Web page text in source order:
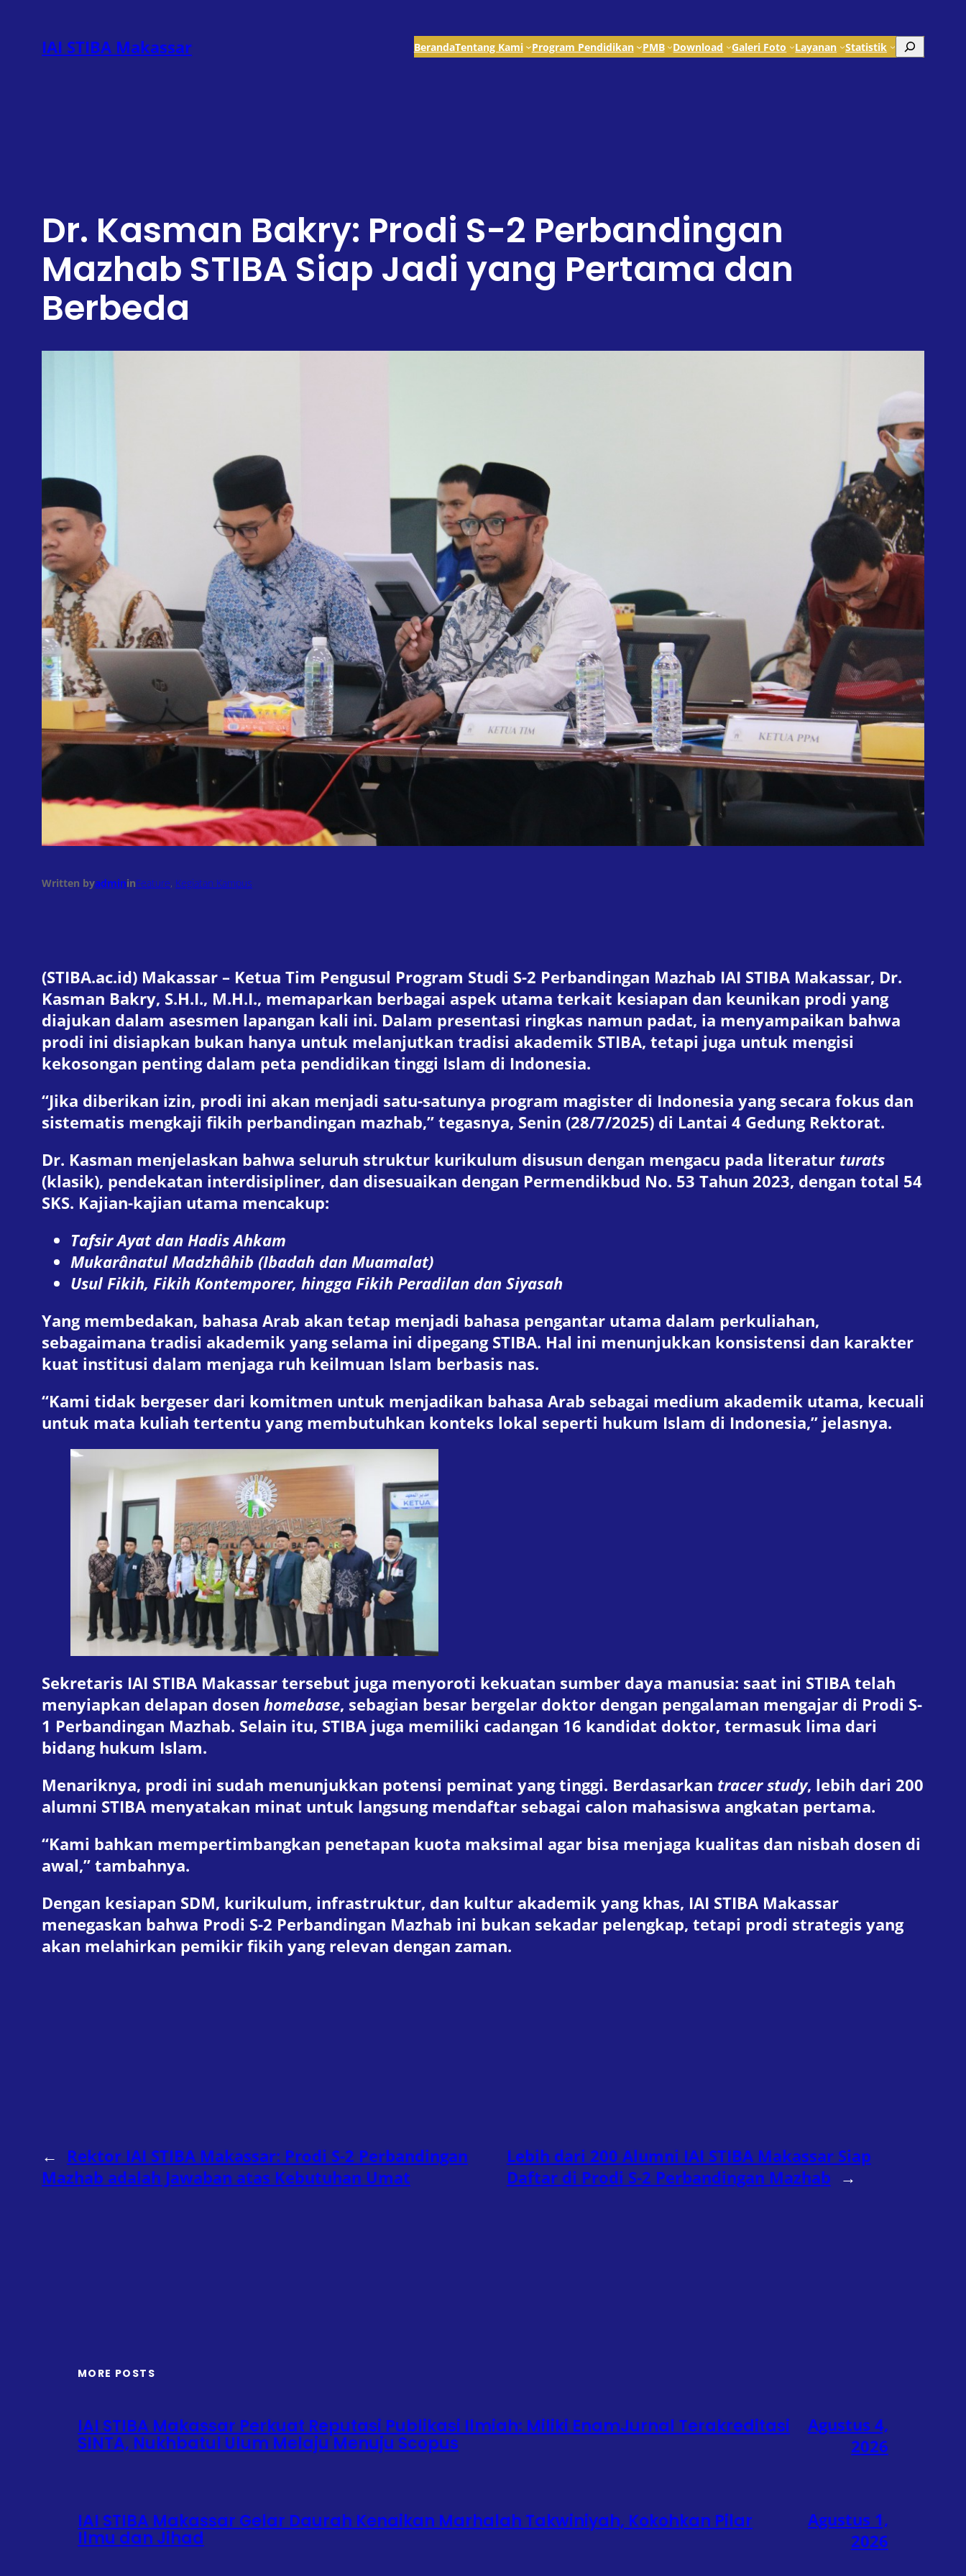
konten
IAI STIBA Makassar BerandaTentang Kami Program Pendidikan PMB Download Galeri Foto Layanan Statistik Search
Dr. Kasman Bakry: Prodi S-2 Perbandingan
Mazhab STIBA Siap Jadi yang Pertama dan
Berbeda
Written byadmininFeature, Kegiatan Kampus
(STIBA.ac.id) Makassar – Ketua Tim Pengusul Program Studi S-2 Perbandingan Mazhab IAI STIBA Makassar, Dr.
Kasman Bakry, S.H.I., M.H.I., memaparkan berbagai aspek utama terkait kesiapan dan keunikan prodi yang
diajukan dalam asesmen lapangan kali ini. Dalam presentasi ringkas namun padat, ia menyampaikan bahwa
prodi ini disiapkan bukan hanya untuk melanjutkan tradisi akademik STIBA, tetapi juga untuk mengisi
kekosongan penting dalam peta pendidikan tinggi Islam di Indonesia.
“Jika diberikan izin, prodi ini akan menjadi satu-satunya program magister di Indonesia yang secara fokus dan
sistematis mengkaji fikih perbandingan mazhab,” tegasnya, Senin (28/7/2025) di Lantai 4 Gedung Rektorat.
Dr. Kasman menjelaskan bahwa seluruh struktur kurikulum disusun dengan mengacu pada literatur turats
(klasik), pendekatan interdisipliner, dan disesuaikan dengan Permendikbud No. 53 Tahun 2023, dengan total 54
SKS. Kajian-kajian utama mencakup:
Tafsir Ayat dan Hadis Ahkam
Mukarânatul Madzhâhib (Ibadah dan Muamalat)
Usul Fikih, Fikih Kontemporer, hingga Fikih Peradilan dan Siyasah
Yang membedakan, bahasa Arab akan tetap menjadi bahasa pengantar utama dalam perkuliahan,
sebagaimana tradisi akademik yang selama ini dipegang STIBA. Hal ini menunjukkan konsistensi dan karakter
kuat institusi dalam menjaga ruh keilmuan Islam berbasis nas.
“Kami tidak bergeser dari komitmen untuk menjadikan bahasa Arab sebagai medium akademik utama, kecuali
untuk mata kuliah tertentu yang membutuhkan konteks lokal seperti hukum Islam di Indonesia,” jelasnya.
Sekretaris IAI STIBA Makassar tersebut juga menyoroti kekuatan sumber daya manusia: saat ini STIBA telah
menyiapkan delapan dosen homebase, sebagian besar bergelar doktor dengan pengalaman mengajar di Prodi S-
1 Perbandingan Mazhab. Selain itu, STIBA juga memiliki cadangan 16 kandidat doktor, termasuk lima dari
bidang hukum Islam.
Menariknya, prodi ini sudah menunjukkan potensi peminat yang tinggi. Berdasarkan tracer study, lebih dari 200
alumni STIBA menyatakan minat untuk langsung mendaftar sebagai calon mahasiswa angkatan pertama.
“Kami bahkan mempertimbangkan penetapan kuota maksimal agar bisa menjaga kualitas dan nisbah dosen di
awal,” tambahnya.
Dengan kesiapan SDM, kurikulum, infrastruktur, dan kultur akademik yang khas, IAI STIBA Makassar
menegaskan bahwa Prodi S-2 Perbandingan Mazhab ini bukan sekadar pelengkap, tetapi prodi strategis yang
akan melahirkan pemikir fikih yang relevan dengan zaman.
←
Rektor IAI STIBA Makassar: Prodi S-2 Perbandingan
Mazhab adalah Jawaban atas Kebutuhan Umat
Lebih dari 200 Alumni IAI STIBA Makassar Siap
Daftar di Prodi S-2 Perbandingan Mazhab →
MORE POSTS
IAI STIBA Makassar Perkuat Reputasi Publikasi Ilmiah: Miliki EnamJurnal Terakreditasi
SINTA, Nukhbatul Ulum Melaju Menuju Scopus
Agustus 4,
2026
IAI STIBA Makassar Gelar Daurah Kenaikan Marhalah Takwiniyah, Kokohkan Pilar
Ilmu dan Jihad
Agustus 1,
2026